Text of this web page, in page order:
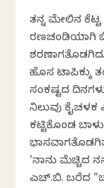
ತನ್ನ ಮೇಲಿನ
ರಣಚಂಡಿಯಾಗಿ
ಹೊಸ ಟಾಪಿಕ್ಕು
ಸಂಕಷ್ಟದ
ನಿಲುವು ಕೈಚಳಕ
ಕಟ್ಟಿಕೊಂಡ
‘ನಾನು ಮೆಚ್ಚಿದ
ಎಚ್.ಬಿ. ಬರೆದ